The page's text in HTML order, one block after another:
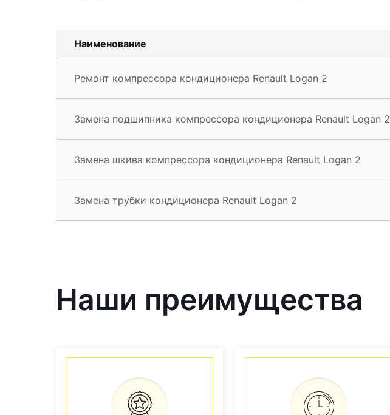
Наименование
Ремонт компрессора кондиционера Renault Logan 2
Замена подшипника компрессора кондиционера Renault Logan 2
Замена шкива компрессора кондиционера Renault Logan 2
Замена трубки кондиционера Renault Logan 2
Наши преимущества